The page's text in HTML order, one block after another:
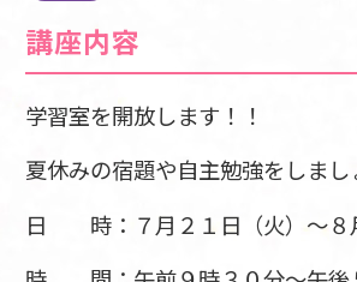
講座内容
学習室を開放します！！
夏休みの宿題や自主勉強をしまし
日 時：７月２１日（火）～８